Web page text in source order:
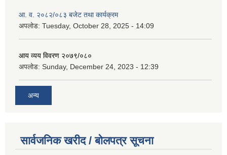
आ. व. २०८२/०८३ बजेट तथा कार्यक्रम
अपलोड: Tuesday, October 28, 2025 - 14:09
आय व्यय विवरण २०७९/०८०
अपलोड: Sunday, December 24, 2023 - 12:39
अन्य
सार्वजनिक खरीद / बोलपत्र सूचना